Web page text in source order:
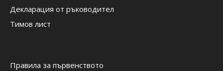
Декларация от ръководител
Тимов лист
Правила за първенството